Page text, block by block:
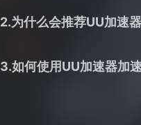
2.为什么会推荐UU加速
3.如何使用UU加速器加